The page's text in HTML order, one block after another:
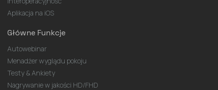
Aplikacja na iOS
Główne Funkcje
Autowebinar
Menadżer wyglądu pokoju
Testy & Ankiety
Nagrywanie w jakości HD/FHD